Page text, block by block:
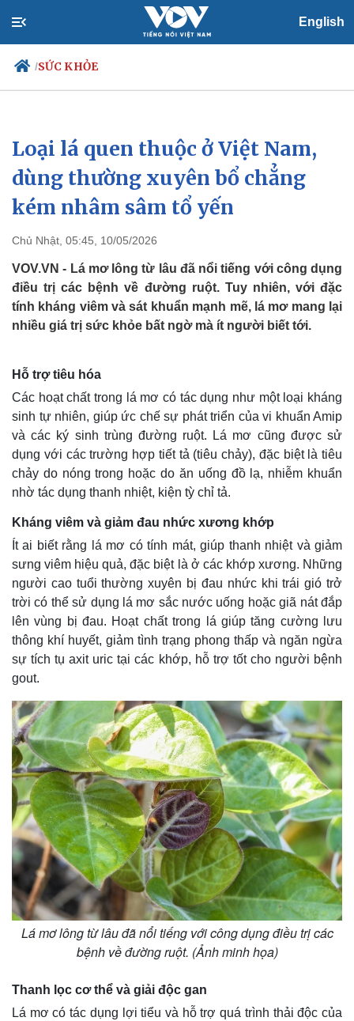
English
/SỨC KHỎE
Chính trị
Đảng
Tổ chức nhân sự
Quốc hội
Xã hội
Tin 24h
Dự báo thời tiết
Giáo dục
Dấu ấn VOV
Thế giới
Quan sát
Cuộc sống đó đây
Hồ sơ
Multimedia
Video
Ảnh
E-Magazine
Infographic
Loại lá quen thuộc ở Việt Nam,
dùng thường xuyên bổ chẳng
kém nhâm sâm tổ yến
Chủ Nhật, 05:45, 10/05/2026
VOV.VN - Lá mơ lông từ lâu đã nổi tiếng với công dụng
điều trị các bệnh về đường ruột. Tuy nhiên, với đặc
tính kháng viêm và sát khuẩn mạnh mẽ, lá mơ mang lại
nhiều giá trị sức khỏe bất ngờ mà ít người biết tới.
Hỗ trợ tiêu hóa
Các hoạt chất trong lá mơ có tác dụng như một loại kháng
sinh tự nhiên, giúp ức chế sự phát triển của vi khuẩn Amip
và các ký sinh trùng đường ruột. Lá mơ cũng được sử
dụng với các trường hợp tiết tả (tiêu chảy), đặc biệt là tiêu
chảy do nóng trong hoặc do ăn uống đồ lạ, nhiễm khuẩn
nhờ tác dụng thanh nhiệt, kiện tỳ chỉ tả.
Kháng viêm và giảm đau nhức xương khớp
Ít ai biết rằng lá mơ có tính mát, giúp thanh nhiệt và giảm
sưng viêm hiệu quả, đặc biệt là ở các khớp xương. Những
người cao tuổi thường xuyên bị đau nhức khi trái gió trở
trời có thể sử dụng lá mơ sắc nước uống hoặc giã nát đắp
lên vùng bị đau. Hoạt chất trong lá giúp tăng cường lưu
thông khí huyết, giảm tình trạng phong thấp và ngăn ngừa
sự tích tụ axit uric tại các khớp, hỗ trợ tốt cho người bệnh
gout.
Lá mơ lông từ lâu đã nổi tiếng với công dụng điều trị các
bệnh về đường ruột. (Ảnh minh họa)
Thanh lọc cơ thể và giải độc gan
Lá mơ có tác dụng lợi tiểu và hỗ trợ quá trình thải độc của